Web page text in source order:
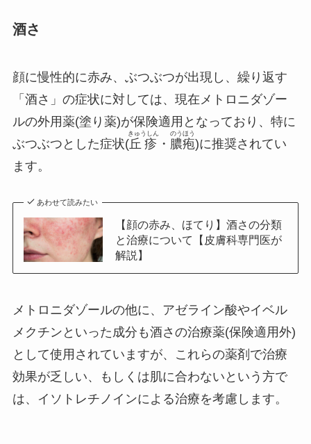
酒さ
顔に慢性的に赤み、ぶつぶつが出現し、繰り返す
「酒さ」の症状に対しては、現在メトロニダゾー
ルの外用薬(塗り薬)が保険適用となっており、特に
ぶつぶつとした症状(丘疹
きゅうしん
・ 膿疱
のうほう
)に推奨されてい
ます。
あわせて読みたい
【顔の赤み、ほてり】酒さの分類
と治療について【皮膚科専門医が
解説】
メトロニダゾールの他に、アゼライン酸やイベル
メクチンといった成分も酒さの治療薬(保険適用外)
として使用されていますが、これらの薬剤で治療
効果が乏しい、もしくは肌に合わないという方で
は、イソトレチノインによる治療を考慮します。